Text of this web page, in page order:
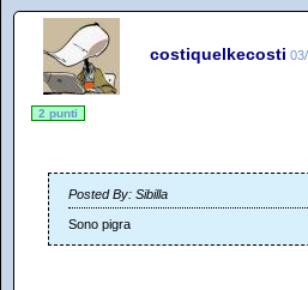
costiquelkecosti
2 punti
Posted By: Sibilla
Sono pigra